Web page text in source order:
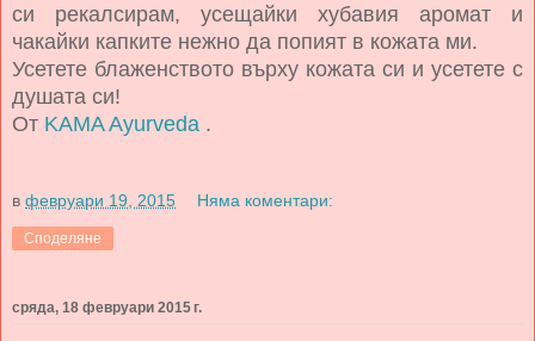
си рекалсирам, усещайки хубавия аромат и
чакайки капките нежно да попият в кожата ми.
Усетете блаженството върху кожата си и усетете с
душата си!
От KAMA Ayurveda .
в февруари 19, 2015 Няма коментари:
Споделяне
сряда, 18 февруари 2015 г.